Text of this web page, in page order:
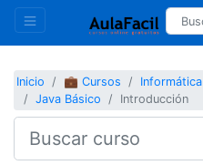
Inicio 💼 Cursos Informática
Java Básico
Introducción